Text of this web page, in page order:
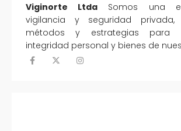
Viginorte Ltda Somos una
vigilancia y seguridad
métodos y estrategias para
integridad personal y bienes de